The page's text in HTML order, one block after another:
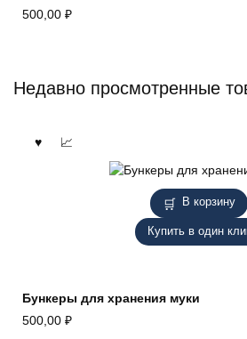
500,00 ₽
Недавно просмотренные
В корзину
Купить в один
Бункеры для хранения муки
500,00 ₽